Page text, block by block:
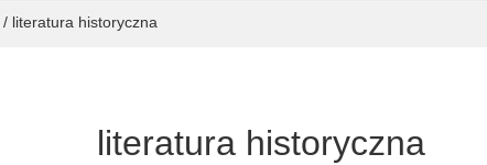
/ literatura historyczna
literatura historyczna